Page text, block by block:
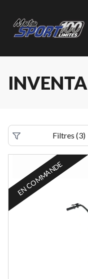
Filtres (3)
EN COMMANDE